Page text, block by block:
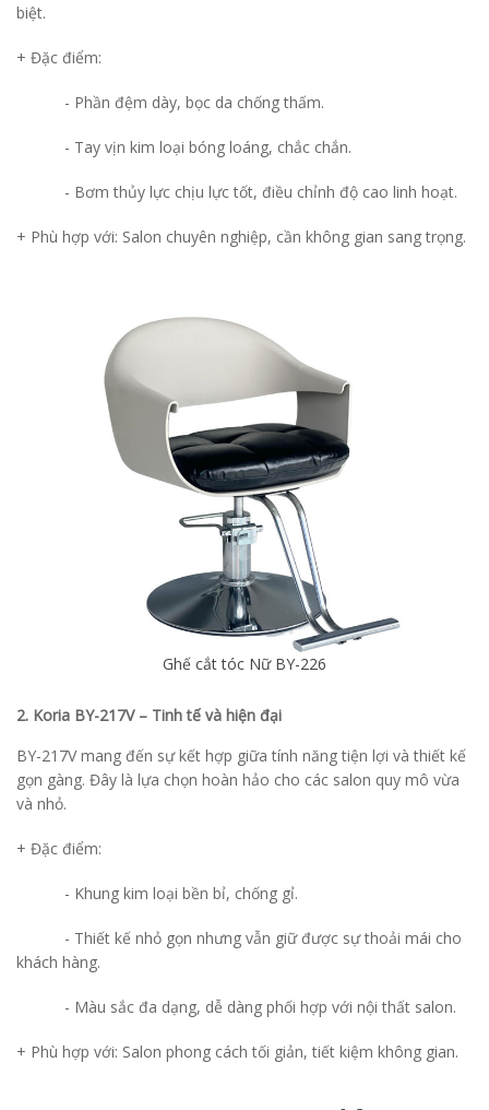
biệt.
+ Đặc điểm:
- Phần đệm dày, bọc da chống thấm.
- Tay vịn kim loại bóng loáng, chắc chắn.
- Bơm thủy lực chịu lực tốt, điều chỉnh độ cao linh hoạt.
+ Phù hợp với: Salon chuyên nghiệp, cần không gian sang trọng.
Ghế cắt tóc Nữ BY-226
2. Koria BY-217V – Tinh tế và hiện đại
BY-217V mang đến sự kết hợp giữa tính năng tiện lợi và thiết kế
gọn gàng. Đây là lựa chọn hoàn hảo cho các salon quy mô vừa
và nhỏ.
+ Đặc điểm:
- Khung kim loại bền bỉ, chống gỉ.
- Thiết kế nhỏ gọn nhưng vẫn giữ được sự thoải mái cho
khách hàng.
- Màu sắc đa dạng, dễ dàng phối hợp với nội thất salon.
+ Phù hợp với: Salon phong cách tối giản, tiết kiệm không gian.